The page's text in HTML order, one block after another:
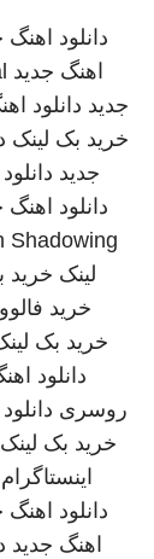
دانلود اهنگ
اهنگ جدید
جدید دانلود
خرید بک لینک
جدید
دانلود اهنگ
Shadowing
لینک خرید
خرید
خرید بک
دانلود
روسری
خرید بک لینک
اینستاگرام
دانلود اهنگ
اهنگ جدید